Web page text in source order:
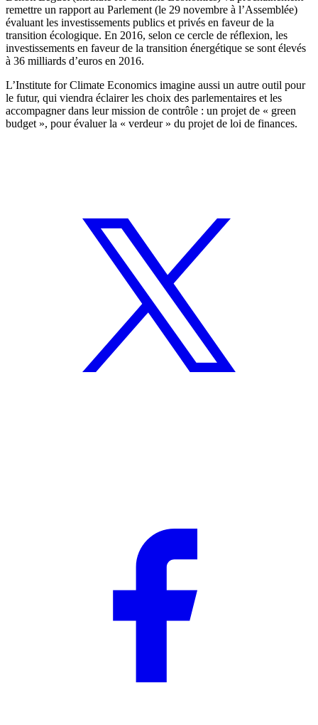
remettre un rapport au Parlement (le 29 novembre à l’Assemblée)
évaluant les investissements publics et privés en faveur de la
transition écologique. En 2016, selon ce cercle de réflexion, les
investissements en faveur de la transition énergétique se sont élevés
à 36 milliards d’euros en 2016.
L’Institute for Climate Economics imagine aussi un autre outil pour
le futur, qui viendra éclairer les choix des parlementaires et les
accompagner dans leur mission de contrôle : un projet de « green
budget », pour évaluer la « verdeur » du projet de loi de finances.